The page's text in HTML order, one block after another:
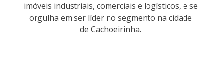
imóveis industriais, comerciais e logísticos, e se
orgulha em ser líder no segmento na cidade
de Cachoeirinha.